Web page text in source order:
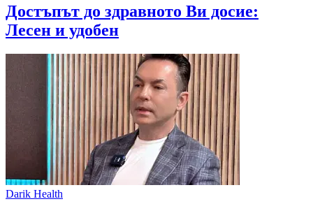
Достъпът до здравното Ви досие:
Лесен и удобен
Darik Health